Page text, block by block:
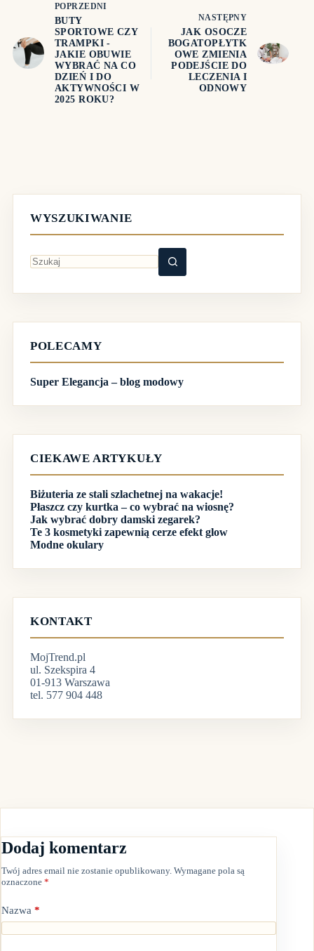
POPRZEDNI
BUTY
SPORTOWE CZY
TRAMPKI -
JAKIE OBUWIE
WYBRAĆ NA CO
DZIEŃ I DO
AKTYWNOŚCI W
2025 ROKU?
NASTĘPNY
JAK OSOCZE
BOGATOPŁYTK
OWE ZMIENIA
PODEJŚCIE DO
LECZENIA I
ODNOWY
WYSZUKIWANIE
wyników
POLECAMY
Super Elegancja – blog modowy
CIEKAWE ARTYKUŁY
Biżuteria ze stali szlachetnej na wakacje!
Płaszcz czy kurtka – co wybrać na wiosnę?
Jak wybrać dobry damski zegarek?
Te 3 kosmetyki zapewnią cerze efekt glow
Modne okulary
KONTAKT
MojTrend.pl
ul. Szekspira 4
01-913 Warszawa
tel. 577 904 448
Dodaj komentarz
Twój adres email nie zostanie opublikowany. Wymagane pola są
oznaczone *
Nazwa *